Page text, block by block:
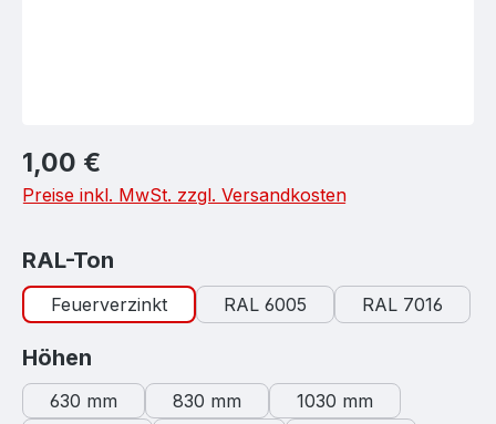
Regulärer Preis:
1,00 €
Preise inkl. MwSt. zzgl. Versandkosten
RAL-Ton
Feuerverzinkt RAL 6005 RAL 7016
Höhen
630 mm 830 mm
1030 mm